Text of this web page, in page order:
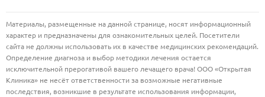
Материалы, размещенные на данной странице, носят информационный
характер и предназначены для ознакомительных целей. Посетители
сайта не должны использовать их в качестве медицинских рекомендаций.
Определение диагноза и выбор методики лечения остается
исключительной прерогативой вашего лечащего врача! ООО «Открытая
Клиника» не несёт ответственности за возможные негативные
последствия, возникшие в результате использования информации,